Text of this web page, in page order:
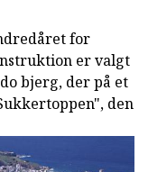
for
er valgt
bjerg, der på et
den